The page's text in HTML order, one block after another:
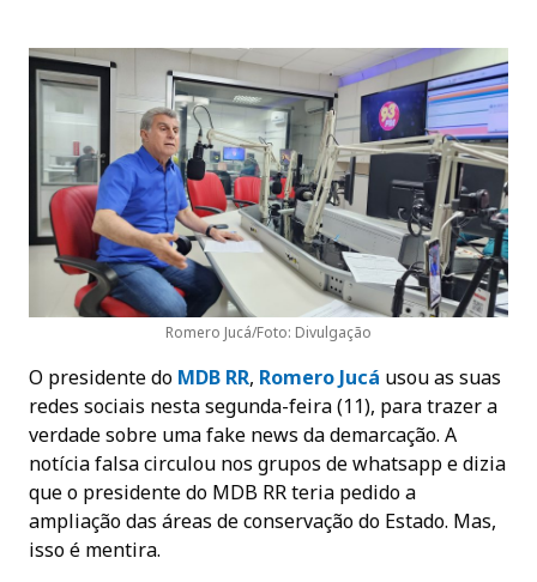
Romero Jucá/Foto: Divulgação
O presidente do MDB RR, Romero Jucá usou as suas
redes sociais nesta segunda-feira (11), para trazer a
verdade sobre uma fake news da demarcação. A
notícia falsa circulou nos grupos de whatsapp e dizia
que o presidente do MDB RR teria pedido a
ampliação das áreas de conservação do Estado. Mas,
isso é mentira.